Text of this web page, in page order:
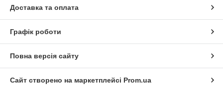
Доставка та оплата
Графік роботи
Повна версія сайту
Сайт створено на маркетплейсі Prom.ua